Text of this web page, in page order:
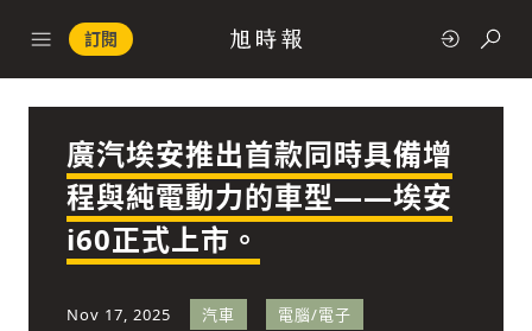
訂閱
快速連結
政治
經濟
廣汽埃安推出首款同時具備增
程與純電動力的車型——埃安
i60正式上市。
Nov 17, 2025 汽車 電腦/電子